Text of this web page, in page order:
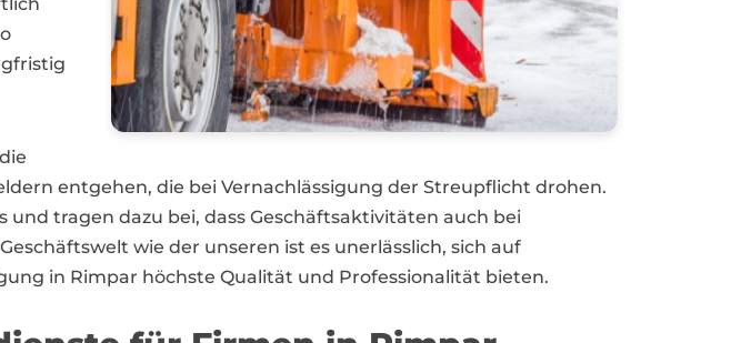
entgehen, die bei Vernachlässigung der Streupflicht drohen.
tragen dazu bei, dass Geschäftsaktivitäten auch bei
wie der unseren ist es unerlässlich, sich auf
in Rimpar höchste Qualität und Professionalität bieten.